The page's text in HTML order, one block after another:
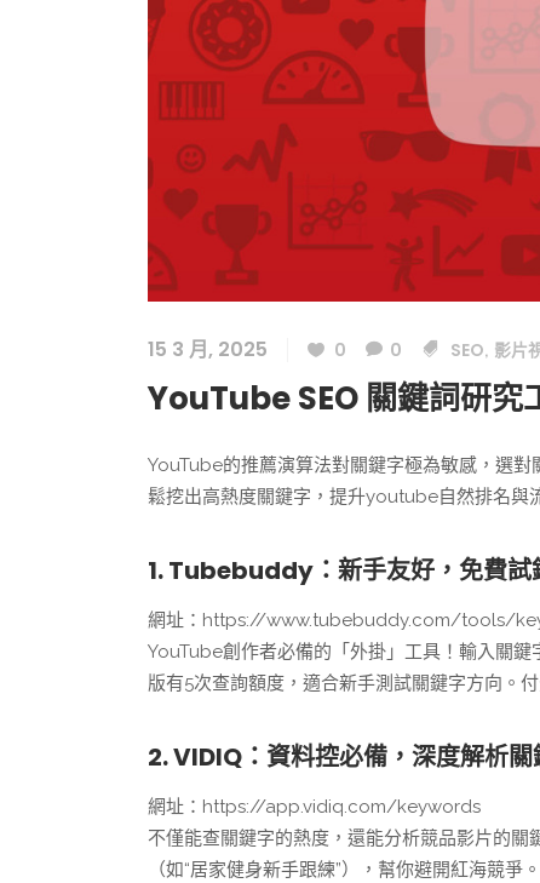
15 3 月, 2025 0 0 SEO, 影片
YouTube SEO 關鍵詞研究
YouTube的推薦演算法對關鍵字極為敏感，選
鬆挖出高熱度關鍵字，提升youtube自然排名與
1. Tubebuddy：新手友好，免費試
網址：https://www.tubebuddy.com/tools/
YouTube創作者必備的「外掛」工具！輸入關
版有5次查詢額度，適合新手測試關鍵字方向。
2. VIDIQ：資料控必備，深度解析關
網址：https://app.vidiq.com/keywords
不僅能查關鍵字的熱度，還能分析競品影片的關
（如“居家健身新手跟練”），幫你避開紅海競